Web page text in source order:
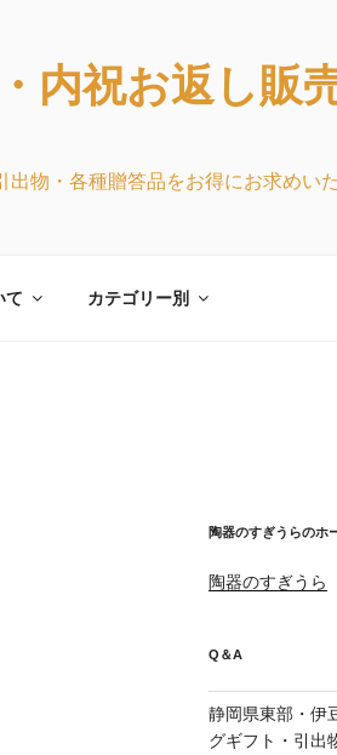
内祝お返し販
物・各種贈答品をお得にお求めいた
て カテゴリー別
陶器のすぎうらのホ
陶器のすぎうら
Q＆A
静岡県東部・伊
グギフト・引出